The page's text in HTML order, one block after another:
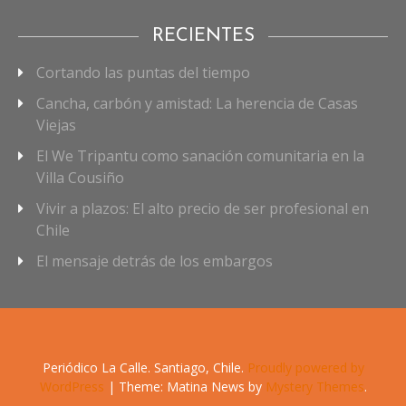
RECIENTES
Cortando las puntas del tiempo
Cancha, carbón y amistad: La herencia de Casas
Viejas
El We Tripantu como sanación comunitaria en la
Villa Cousiño
Vivir a plazos: El alto precio de ser profesional en
Chile
El mensaje detrás de los embargos
Periódico La Calle. Santiago, Chile. Proudly powered by
WordPress | Theme: Matina News by Mystery Themes.